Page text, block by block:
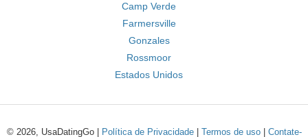
Camp Verde
Farmersville
Gonzales
Rossmoor
Estados Unidos
© 2026, UsaDatingGo | Política de Privacidade| Termos de uso| Contate-